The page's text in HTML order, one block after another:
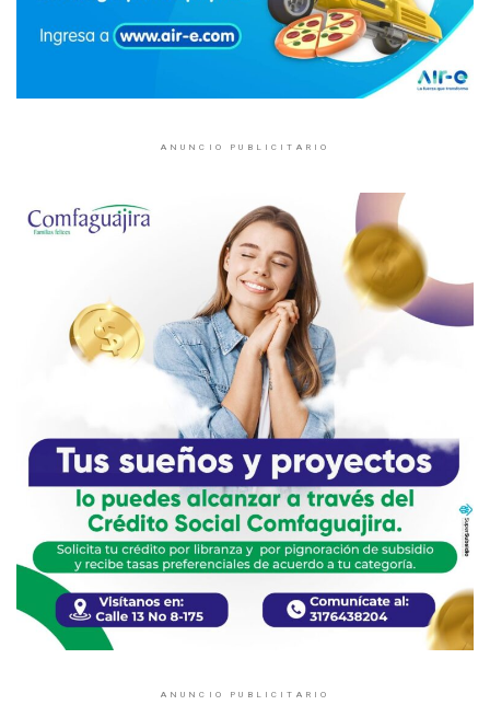
ANUNCIO PUBLICITARIO
ANUNCIO PUBLICITARIO